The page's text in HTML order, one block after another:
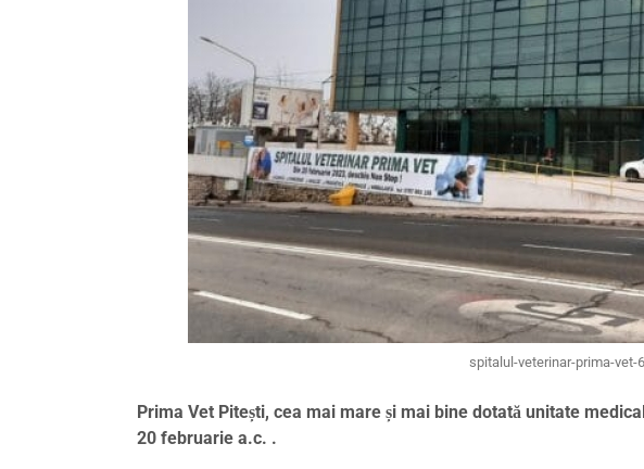
spitalul-veterinar-prima-vet-
Prima Vet Pitești, cea mai mare și mai bine dotată unitate
20 februarie a.c. .